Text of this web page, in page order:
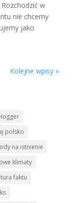
w
nie chcemy
jako
Kolejne wpisy »
polsko
na istnienie
klimaty
faktu